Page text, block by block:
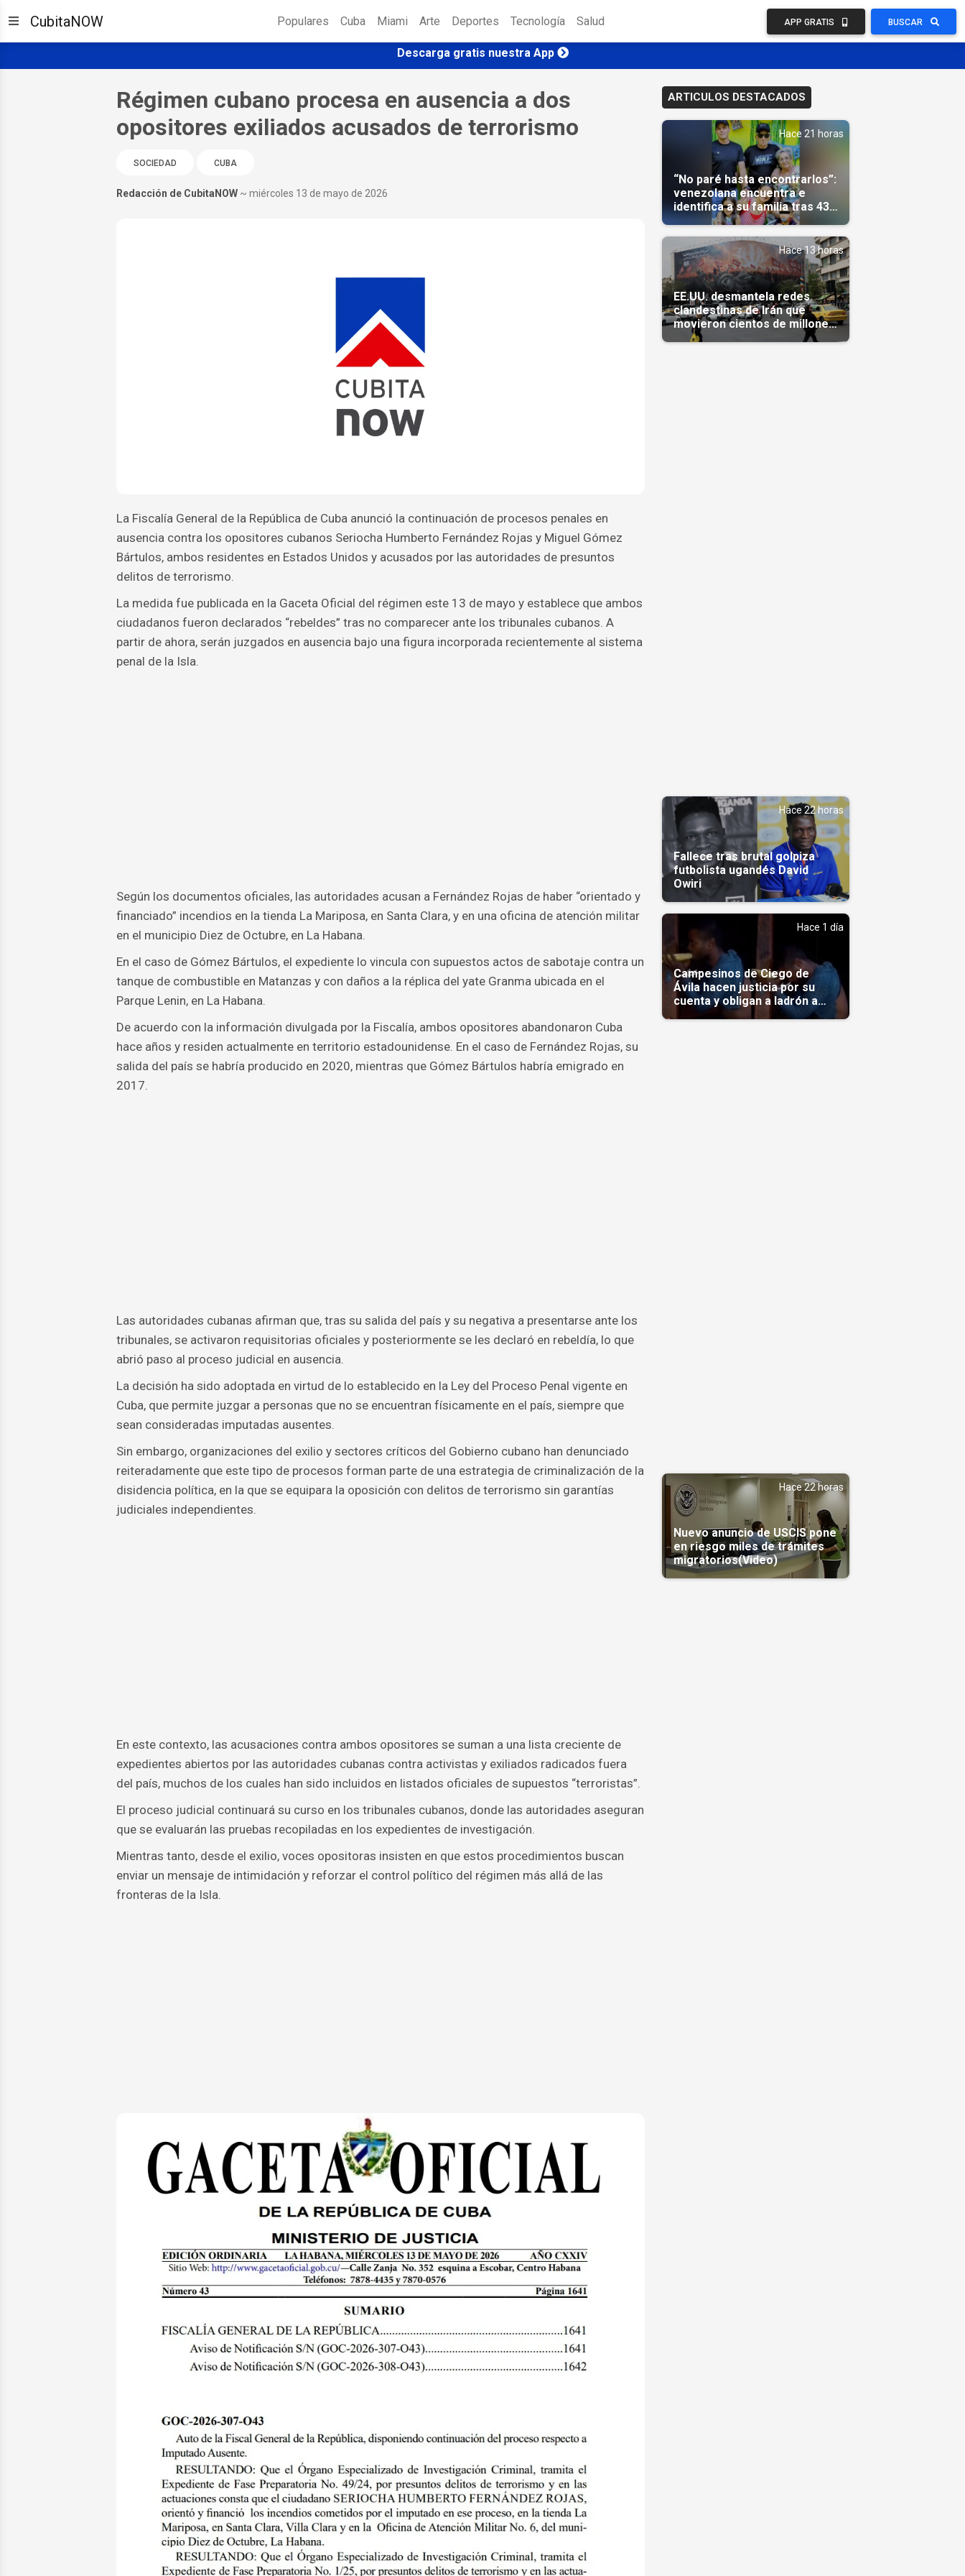
CubitaNOW Populares Cuba Miami Arte Deportes Tecnología Salud APP GRATIS BUSCAR
Descarga gratis nuestra App
Régimen cubano procesa en ausencia a dos
opositores exiliados acusados de terrorismo
SOCIEDAD CUBA
Redacción de CubitaNOW ~ miércoles 13 de mayo de 2026
La Fiscalía General de la República de Cuba anunció la continuación de procesos penales en
ausencia contra los opositores cubanos Seriocha Humberto Fernández Rojas y Miguel Gómez
Bártulos, ambos residentes en Estados Unidos y acusados por las autoridades de presuntos
delitos de terrorismo.
La medida fue publicada en la Gaceta Oficial del régimen este 13 de mayo y establece que ambos
ciudadanos fueron declarados “rebeldes” tras no comparecer ante los tribunales cubanos. A
partir de ahora, serán juzgados en ausencia bajo una figura incorporada recientemente al sistema
penal de la Isla.
Según los documentos oficiales, las autoridades acusan a Fernández Rojas de haber “orientado y
financiado” incendios en la tienda La Mariposa, en Santa Clara, y en una oficina de atención militar
en el municipio Diez de Octubre, en La Habana.
En el caso de Gómez Bártulos, el expediente lo vincula con supuestos actos de sabotaje contra un
tanque de combustible en Matanzas y con daños a la réplica del yate Granma ubicada en el
Parque Lenin, en La Habana.
De acuerdo con la información divulgada por la Fiscalía, ambos opositores abandonaron Cuba
hace años y residen actualmente en territorio estadounidense. En el caso de Fernández Rojas, su
salida del país se habría producido en 2020, mientras que Gómez Bártulos habría emigrado en
2017.
Las autoridades cubanas afirman que, tras su salida del país y su negativa a presentarse ante los
tribunales, se activaron requisitorias oficiales y posteriormente se les declaró en rebeldía, lo que
abrió paso al proceso judicial en ausencia.
La decisión ha sido adoptada en virtud de lo establecido en la Ley del Proceso Penal vigente en
Cuba, que permite juzgar a personas que no se encuentran físicamente en el país, siempre que
sean consideradas imputadas ausentes.
Sin embargo, organizaciones del exilio y sectores críticos del Gobierno cubano han denunciado
reiteradamente que este tipo de procesos forman parte de una estrategia de criminalización de la
disidencia política, en la que se equipara la oposición con delitos de terrorismo sin garantías
judiciales independientes.
En este contexto, las acusaciones contra ambos opositores se suman a una lista creciente de
expedientes abiertos por las autoridades cubanas contra activistas y exiliados radicados fuera
del país, muchos de los cuales han sido incluidos en listados oficiales de supuestos “terroristas”.
El proceso judicial continuará su curso en los tribunales cubanos, donde las autoridades aseguran
que se evaluarán las pruebas recopiladas en los expedientes de investigación.
Mientras tanto, desde el exilio, voces opositoras insisten en que estos procedimientos buscan
enviar un mensaje de intimidación y reforzar el control político del régimen más allá de las
fronteras de la Isla.
ARTICULOS DESTACADOS
Hace 21 horas
“No paré hasta encontrarlos”:
venezolana encuentra e
identifica a su familia tras 43
días del terremoto
Hace 13 horas
EE.UU. desmantela redes
clandestinas de Irán que
movieron cientos de millones
de dólares
Hace 22 horas
Fallece tras brutal golpiza
futbolista ugandés David
Owiri
Hace 1 día
Campesinos de Ciego de
Ávila hacen justicia por su
cuenta y obligan a ladrón a
comerse el maíz robado
Hace 22 horas
Nuevo anuncio de USCIS pone
en riesgo miles de trámites
migratorios(Video)